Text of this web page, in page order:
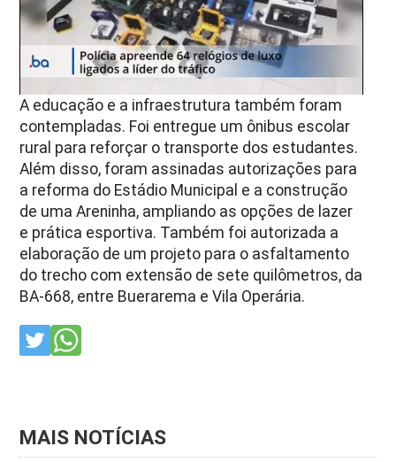
A educação e a infraestrutura também foram
contempladas. Foi entregue um ônibus escolar
rural para reforçar o transporte dos estudantes.
Além disso, foram assinadas autorizações para
a reforma do Estádio Municipal e a construção
de uma Areninha, ampliando as opções de lazer
e prática esportiva. Também foi autorizada a
elaboração de um projeto para o asfaltamento
do trecho com extensão de sete quilômetros, da
BA-668, entre Buerarema e Vila Operária.
MAIS NOTÍCIAS